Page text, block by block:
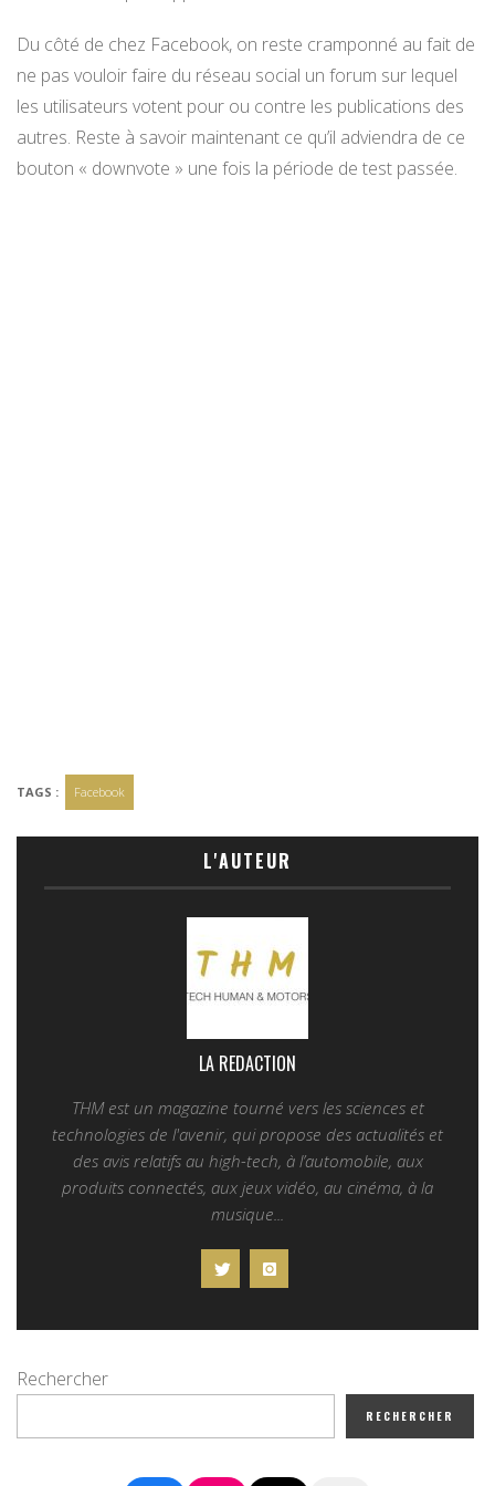
Du côté de chez Facebook, on reste cramponné au fait de
ne pas vouloir faire du réseau social un forum sur lequel
les utilisateurs votent pour ou contre les publications des
autres. Reste à savoir maintenant ce qu’il adviendra de ce
bouton « downvote » une fois la période de test passée.
TAGS : Facebook
L'AUTEUR
LA REDACTION
THM est un magazine tourné vers les sciences et
technologies de l'avenir, qui propose des actualités et
des avis relatifs au high-tech, à l’automobile, aux
produits connectés, aux jeux vidéo, au cinéma, à la
musique...
Rechercher
RECHERCHER